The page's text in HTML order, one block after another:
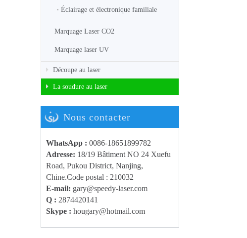
Éclairage et électronique familiale
Marquage Laser CO2
Marquage laser UV
Découpe au laser
La soudure au laser
Nous contacter
WhatsApp : 0086-18651899782
Adresse: 18/19 Bâtiment NO 24 Xuefu
Road, Pukou District, Nanjing,
Chine.Code postal : 210032
E-mail: gary@speedy-laser.com
Q : 2874420141
Skype : hougary@hotmail.com